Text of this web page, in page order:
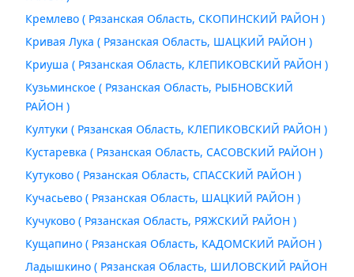
Кремлево ( Рязанская Область, СКОПИНСКИЙ РАЙОН )
Кривая Лука ( Рязанская Область, ШАЦКИЙ РАЙОН )
Криуша ( Рязанская Область, КЛЕПИКОВСКИЙ РАЙОН )
Кузьминское ( Рязанская Область, РЫБНОВСКИЙ
РАЙОН )
Култуки ( Рязанская Область, КЛЕПИКОВСКИЙ РАЙОН )
Кустаревка ( Рязанская Область, САСОВСКИЙ РАЙОН )
Кутуково ( Рязанская Область, СПАССКИЙ РАЙОН )
Кучасьево ( Рязанская Область, ШАЦКИЙ РАЙОН )
Кучуково ( Рязанская Область, РЯЖСКИЙ РАЙОН )
Кущапино ( Рязанская Область, КАДОМСКИЙ РАЙОН )
Ладышкино ( Рязанская Область, ШИЛОВСКИЙ РАЙОН